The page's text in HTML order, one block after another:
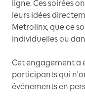
ligne. Ces soirées
leurs idées
Metrolinx, que ce
individuelles ou
Cet engagement a
participants qui
événements en